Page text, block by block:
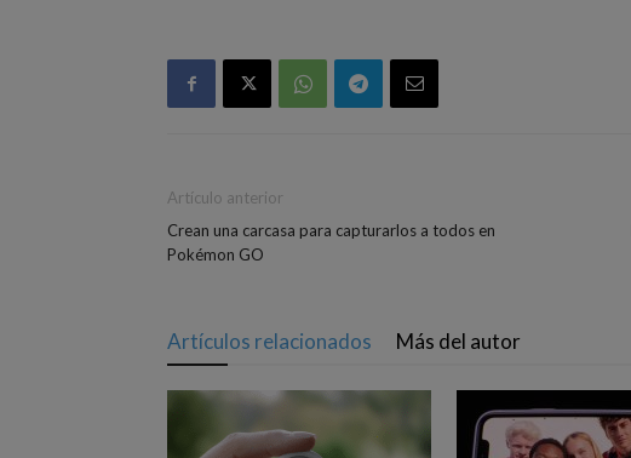
Artículo anterior
Crean una carcasa para capturarlos a todos en
Pokémon GO
Artículos relacionados Más del autor